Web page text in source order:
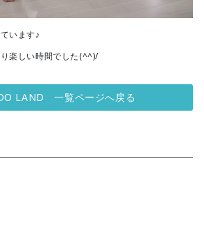
います♪
楽しい時間でした(^^)/
LAND 一覧ページへ戻る